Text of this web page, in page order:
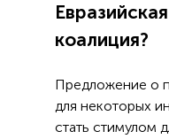
коалиция?
Предложение о
для некоторых
стать стимулом